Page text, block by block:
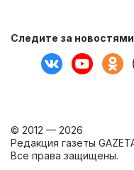
Следите за
© 2012 — 2026
Редакция газеты
Все права защищены.